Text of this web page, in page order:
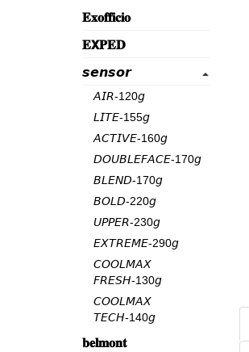
𝐄𝐱𝐨𝐟𝐟𝐢𝐜𝐢𝐨
𝐄𝗫𝐏𝐄𝐃
𝙨𝙚𝙣𝙨𝙤𝙧
𝘈𝘐𝘙-120𝘨
𝘓𝘐𝘛𝘌-155𝘨
𝘈𝘊𝘛𝘐𝘝𝘌-160𝘨
𝘋𝘖𝘜𝘉𝘓𝘌𝘍𝘈𝘊𝘌-170𝘨
𝘉𝘓𝘌𝘕𝘋-170𝘨
𝘉𝘖𝘓𝘋-220𝘨
𝘜𝘗𝘗𝘌𝘙-230𝘨
𝘌𝘟𝘛𝘙𝘌𝘔𝘌-290𝘨
𝘊𝘖𝘖𝘓𝘔𝘈𝘟
𝘍𝘙𝘌𝘚𝘏-130𝘨
𝘊𝘖𝘖𝘓𝘔𝘈𝘟
𝘛𝘌𝘊𝘏-140𝘨
𝐛𝐞𝐥𝐦𝐨𝐧𝐭